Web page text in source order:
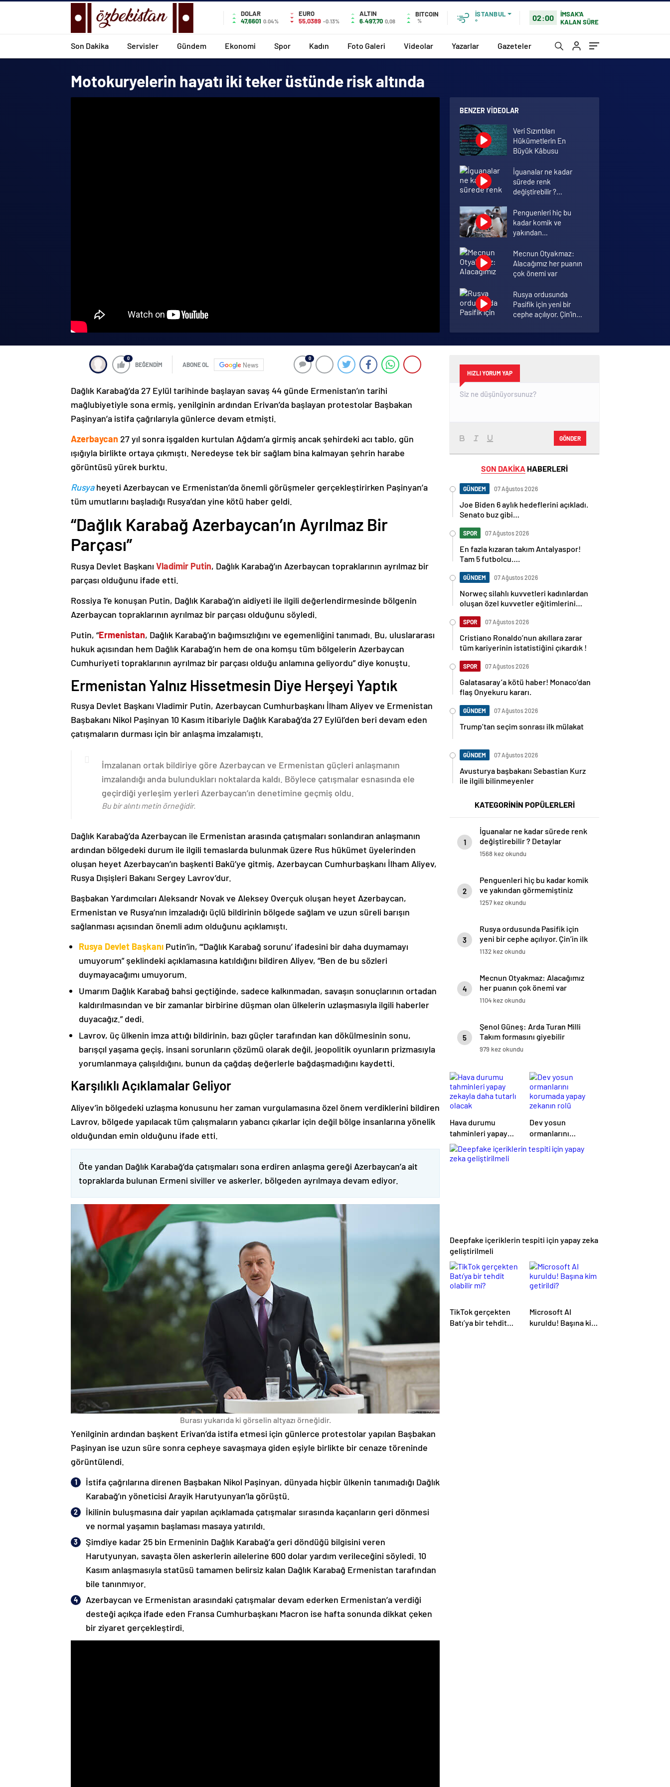
DOLAR
47,6601 0.04%
EURO
55,0389 -0.13%
ALTIN
6.497,70 0,08
BITCOIN
%
İSTANBUL
°
02:00
İMSAK'A
KALAN SÜRE
Son Dakika Servisler Gündem Ekonomi Spor Kadın Foto Galeri Videolar Yazarlar Gazeteler
Motokuryelerin hayatı iki teker üstünde risk altında
BENZER VIDEOLAR
Veri Sızıntıları
Hükümetlerin En
Büyük Kâbusu
İguanalar ne kadar
sürede renk
değiştirebilir ?
Penguenleri hiç bu
kadar komik ve
yakından
Mecnun Otyakmaz:
Alacağımız her puanın
çok önemi var
Rusya ordusunda
Pasifik için yeni bir
cephe açılıyor. Çin’in
Şenol Güneş: Arda
Turan Milli Takım
0
BEĞENDİM ABONE OL News
0
Dağlık Karabağ’da 27 Eylül tarihinde başlayan savaş 44 günde Ermenistan’ın tarihi
mağlubiyetiyle sona ermiş, yenilginin ardından Erivan’da başlayan protestolar Başbakan
Paşinyan’a istifa çağrılarıyla günlerce devam etmişti.
Azerbaycan 27 yıl sonra işgalden kurtulan Ağdam’a girmiş ancak şehirdeki acı tablo, gün
ışığıyla birlikte ortaya çıkmıştı. Neredeyse tek bir sağlam bina kalmayan şehrin harabe
görüntüsü yürek burktu.
Rusyaheyeti Azerbaycan ve Ermenistan’da önemli görüşmeler gerçekleştirirken Paşinyan’a
tüm umutlarını başladığı Rusya’dan yine kötü haber geldi.
“Dağlık Karabağ Azerbaycan’ın Ayrılmaz Bir
Parçası”
Rusya Devlet Başkanı Vladimir Putin, Dağlık Karabağ’ın Azerbaycan topraklarının ayrılmaz bir
parçası olduğunu ifade etti.
Rossiya 1’e konuşan Putin, Dağlık Karabağ’ın aidiyeti ile ilgili değerlendirmesinde bölgenin
Azerbaycan topraklarının ayrılmaz bir parçası olduğunu söyledi.
Putin, “Ermenistan, Dağlık Karabağ’ın bağımsızlığını ve egemenliğini tanımadı. Bu, uluslararası
hukuk açısından hem Dağlık Karabağ’ın hem de ona komşu tüm bölgelerin Azerbaycan
Cumhuriyeti topraklarının ayrılmaz bir parçası olduğu anlamına geliyordu” diye konuştu.
Ermenistan Yalnız Hissetmesin Diye Herşeyi Yaptık
Rusya Devlet Başkanı Vladimir Putin, Azerbaycan Cumhurbaşkanı İlham Aliyev ve Ermenistan
Başbakanı Nikol Paşinyan 10 Kasım itibariyle Dağlık Karabağ’da 27 Eylül’den beri devam eden
çatışmaların durması için bir anlaşma imzalamıştı.
İmzalanan ortak bildiriye göre Azerbaycan ve Ermenistan güçleri anlaşmanın
imzalandığı anda bulundukları noktalarda kaldı. Böylece çatışmalar esnasında ele
geçirdiği yerleşim yerleri Azerbaycan’ın denetimine geçmiş oldu.
Bu bir alıntı metin örneğidir.
Dağlık Karabağ’da Azerbaycan ile Ermenistan arasında çatışmaları sonlandıran anlaşmanın
ardından bölgedeki durum ile ilgili temaslarda bulunmak üzere Rus hükümet üyelerinden
oluşan heyet Azerbaycan’ın başkenti Bakü’ye gitmiş, Azerbaycan Cumhurbaşkanı İlham Aliyev,
Rusya Dışişleri Bakanı Sergey Lavrov’dur.
Başbakan Yardımcıları Aleksandr Novak ve Aleksey Overçuk oluşan heyet Azerbaycan,
Ermenistan ve Rusya’nın imzaladığı üçlü bildirinin bölgede sağlam ve uzun süreli barışın
sağlanması açısından önemli adım olduğunu açıklamıştı.
Rusya Devlet Başkanı Putin’in, “‘Dağlık Karabağ sorunu’ ifadesini bir daha duymamayı
umuyorum” şeklindeki açıklamasına katıldığını bildiren Aliyev, “Ben de bu sözleri
duymayacağımı umuyorum.
Umarım Dağlık Karabağ bahsi geçtiğinde, sadece kalkınmadan, savaşın sonuçlarının ortadan
kaldırılmasından ve bir zamanlar birbirine düşman olan ülkelerin uzlaşmasıyla ilgili haberler
duyacağız.” dedi.
Lavrov, üç ülkenin imza attığı bildirinin, bazı güçler tarafından kan dökülmesinin sonu,
barışçıl yaşama geçiş, insani sorunların çözümü olarak değil, jeopolitik oyunların prizmasıyla
yorumlanmaya çalışıldığını, bunun da çağdaş değerlerle bağdaşmadığını kaydetti.
Karşılıklı Açıklamalar Geliyor
Aliyev’in bölgedeki uzlaşma konusunu her zaman vurgulamasına özel önem verdiklerini bildiren
Lavrov, bölgede yapılacak tüm çalışmaların yabancı çıkarlar için değil bölge insanlarına yönelik
olduğundan emin olduğunu ifade etti.
Öte yandan Dağlık Karabağ’da çatışmaları sona erdiren anlaşma gereği Azerbaycan’a ait
topraklarda bulunan Ermeni siviller ve askerler, bölgeden ayrılmaya devam ediyor.
Burası yukarıda ki görselin altyazı örneğidir.
Yenilginin ardından başkent Erivan’da istifa etmesi için günlerce protestolar yapılan Başbakan
Paşinyan ise uzun süre sonra cepheye savaşmaya giden eşiyle birlikte bir cenaze töreninde
görüntülendi.
İstifa çağrılarına direnen Başbakan Nikol Paşinyan, dünyada hiçbir ülkenin tanımadığı Dağlık
Karabağ’ın yöneticisi Arayik Harutyunyan’la görüştü.
İkilinin buluşmasına dair yapılan açıklamada çatışmalar sırasında kaçanların geri dönmesi
ve normal yaşamın başlaması masaya yatırıldı.
Şimdiye kadar 25 bin Ermeninin Dağlık Karabağ’a geri döndüğü bilgisini veren
Harutyunyan, savaşta ölen askerlerin ailelerine 600 dolar yardım verileceğini söyledi. 10
Kasım anlaşmasıyla statüsü tamamen belirsiz kalan Dağlık Karabağ Ermenistan tarafından
bile tanınmıyor.
Azerbaycan ve Ermenistan arasındaki çatışmalar devam ederken Ermenistan’a verdiği
desteği açıkça ifade eden Fransa Cumhurbaşkanı Macron ise hafta sonunda dikkat çeken
bir ziyaret gerçekleştirdi.
HIZLI YORUM YAP
GÖNDER
SON DAKİKA HABERLERİ
GÜNDEM 07 Ağustos 2026
Joe Biden 6 aylık hedeflerini açıkladı.
Senato buz gibi…
SPOR 07 Ağustos 2026
En fazla kızaran takım Antalyaspor!
Tam 5 futbolcu….
GÜNDEM 07 Ağustos 2026
Norweç silahlı kuvvetleri kadınlardan
oluşan özel kuvvetler eğitimlerini
SPOR 07 Ağustos 2026
Cristiano Ronaldo’nun akıllara zarar
tüm kariyerinin istatistiğini çıkardık !
SPOR 07 Ağustos 2026
Galatasaray’a kötü haber! Monaco’dan
flaş Onyekuru kararı.
GÜNDEM 07 Ağustos 2026
Trump’tan seçim sonrası ilk mülakat
GÜNDEM 07 Ağustos 2026
Avusturya başbakanı Sebastian Kurz
ile ilgili bilinmeyenler
KATEGORİNİN POPÜLERLERİ
1
İguanalar ne kadar sürede renk
değiştirebilir ? Detaylar
burada…
1568 kez okundu
2
Penguenleri hiç bu kadar komik
ve yakından görmemiştiniz
1257 kez okundu
3
Rusya ordusunda Pasifik için
yeni bir cephe açılıyor. Çin’in ilk
tepkisi!
1132 kez okundu
4
Mecnun Otyakmaz: Alacağımız
her puanın çok önemi var
1104 kez okundu
5
Şenol Güneş: Arda Turan Milli
Takım formasını giyebilir
979 kez okundu
Hava durumu
tahminleri yapay
zekayla daha tutarlı
olacak
Dev yosun
ormanlarını
korumada yapay
zekanın rolü
Deepfake içeriklerin tespiti için yapay zeka
geliştirilmeli
TikTok gerçekten
Batı’ya bir tehdit
Microsoft AI
kuruldu! Başına kim